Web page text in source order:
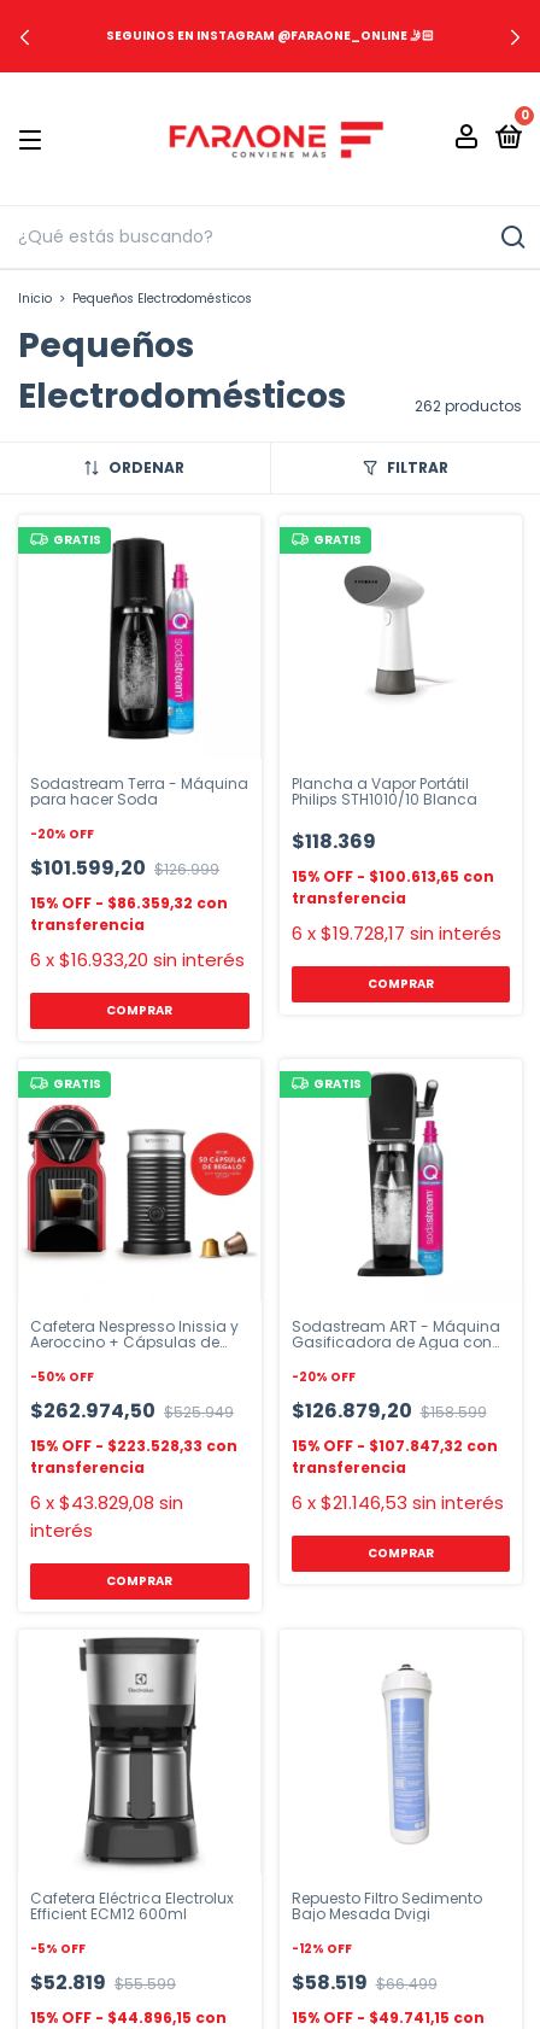
SEGUINOS EN INSTAGRAM @FARAONE_ONLINE 🤳🏻
0
Inicio > Pequeños Electrodomésticos
Pequeños
Electrodomésticos
262 productos
ORDENAR FILTRAR
GRATIS
Sodastream Terra - Máquina
para hacer Soda
-20% OFF
$101.599,20 $126.999
$86.359,32
6 x$16.933,20 sin interés
COMPRAR
GRATIS
Plancha a Vapor Portátil
Philips STH1010/10 Blanca
$118.369
$100.613,65
6 x$19.728,17 sin interés
GRATIS
Cafetera Nespresso Inissia y
Aeroccino + Cápsulas de
-50% OFF
$262.974,50 $525.949
$223.528,33
6 x$43.829,08 sin
interés
COMPRAR
GRATIS
Sodastream ART - Máquina
Gasificadora de Agua con
-20% OFF
$126.879,20 $158.599
$107.847,32
6 x$21.146,53 sin interés
COMPRAR
Cafetera Eléctrica Electrolux
Efficient ECM12 600ml
-5% OFF
$52.819 $55.599
$44.896,15
Repuesto Filtro Sedimento
Bajo Mesada Dvigi
-12% OFF
$58.519 $66.499
$49.741,15